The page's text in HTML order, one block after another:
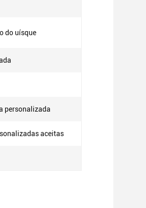
do uísque
personalizada
aceitas